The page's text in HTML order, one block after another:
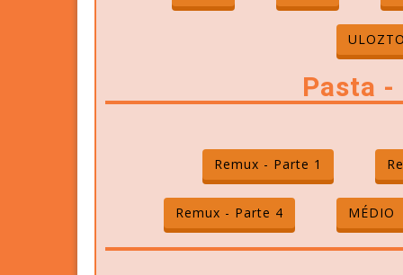
Pasta -
Remux - Parte 1
Remux - Parte 4 MÉDIO